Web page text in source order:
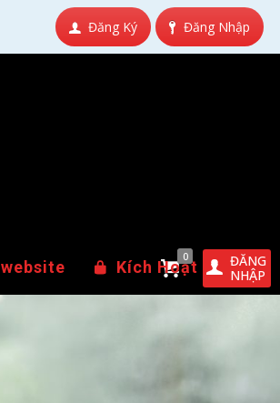
Đăng Nhập
Đăng Ký
Kích Hoạt
0
ĐĂNG
NHẬP